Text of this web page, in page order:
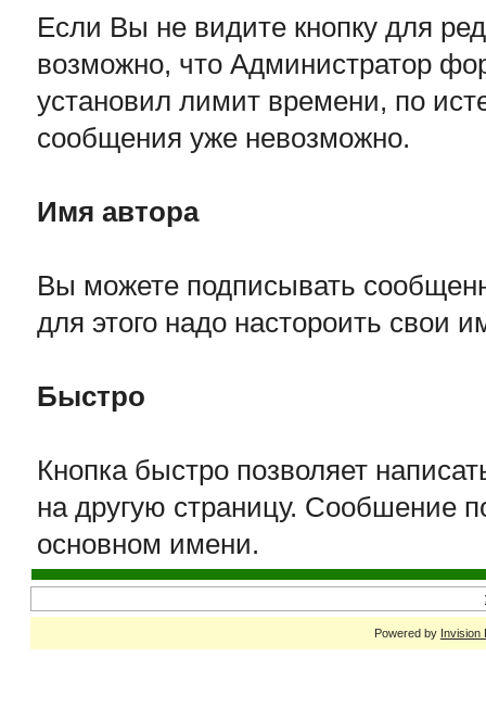
Если Вы не видите кнопку для
возможно, что Администратор
установил лимит времени, по
сообщения уже невозможно.
Имя автора
Вы можете подписывать
для этого надо настороить
Быстро
Кнопка быстро позволяет
на другую страницу. Сообшение
основном имени.
Powered by Invision